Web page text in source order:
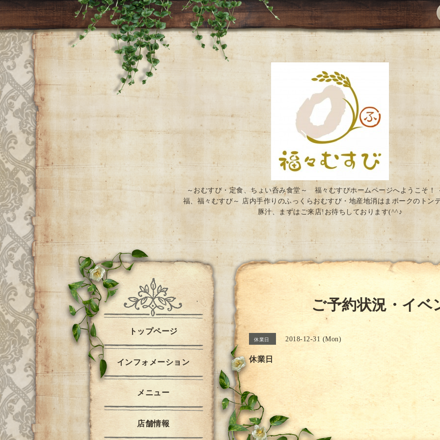
～おむすび・定食、ちょい呑み食堂～ 福々むすびホームページへようこそ！
福、福々むすび～ 店内手作りのふっくらおむすび・地産地消はまポークのトン
豚汁、まずはご来店!お待ちしております(^^♪
ご予約状況・イベ
休業日 2018-12-31 (Mon)
休業日
トップページ
インフォメーション
メニュー
店舗情報